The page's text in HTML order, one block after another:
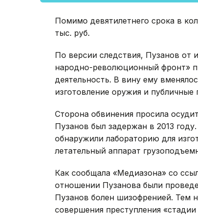
Помимо девятилетнего срока в
тыс. руб.
По версии следствия, Пузанов от
народно-революционный фронт»
деятельность. В вину ему
изготовление оружия и
Сторона обвинения просила
Пузанов был задержан в 2013
обнаружили лабораторию для
летательный аппарат
Как сообщала «Медиазона» со
отношении Пузанова были
Пузанов болен шизофренией. Тем
совершения преступления